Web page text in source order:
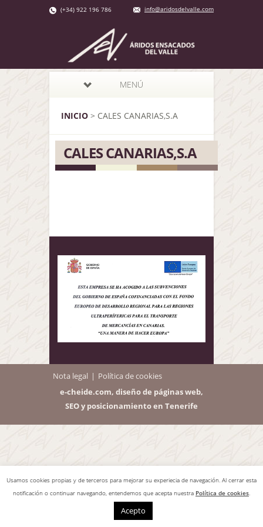
(+34) 922 196 786 info@aridosdelvalle.com
MENÚ
INICIO > CALES CANARIAS,S.A
CALES CANARIAS,S.A
Nota legal
Política de cookies
e-cheide.com, diseño de páginas web,
SEO y posicionamiento en Tenerife
Usamos cookies propias y de terceros para mejorar su experiecia de navegación. Al cerrar esta
notificación o continuar navegando, entendemos que acepta nuestra Política de cookies.
Acepto